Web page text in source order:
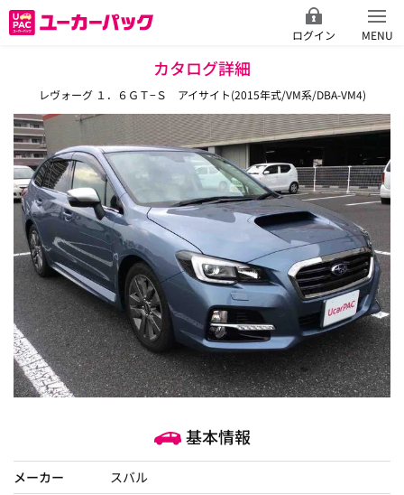
ログイン MENU
カタログ詳細
レヴォーグ １．６ＧＴ−Ｓ アイサイト(2015年式/VM系/DBA-VM4)
基本情報
メーカー
スバル